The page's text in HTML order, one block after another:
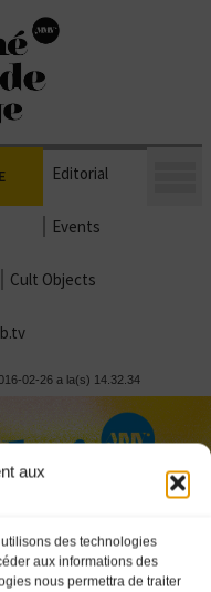
aux
des technologies
aux informations des
nous permettra de traiter
Editorial
Events
Cult Objects
02-26 a la(s) 14.32.34